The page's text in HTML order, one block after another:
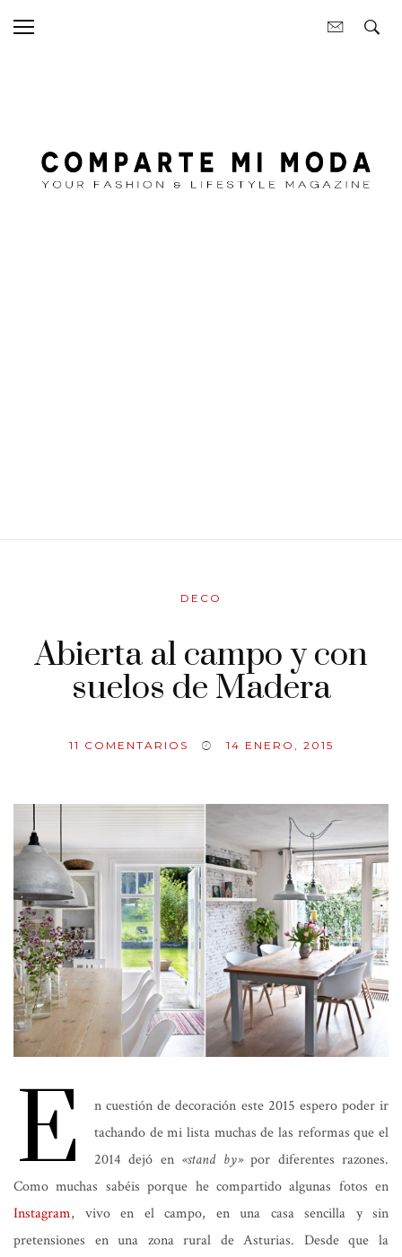
DECO
Abierta al campo y con
suelos de Madera
11 COMENTARIOS 14 ENERO, 2015
E
n cuestión de decoración este 2015 espero poder ir
tachando de mi lista muchas de las reformas que el
2014 dejó en «stand by»por diferentes razones.
Como muchas sabéis porque he compartido algunas fotos en
Instagram, vivo en el campo, en una casa sencilla y sin
pretensiones en una zona rural de Asturias. Desde que la